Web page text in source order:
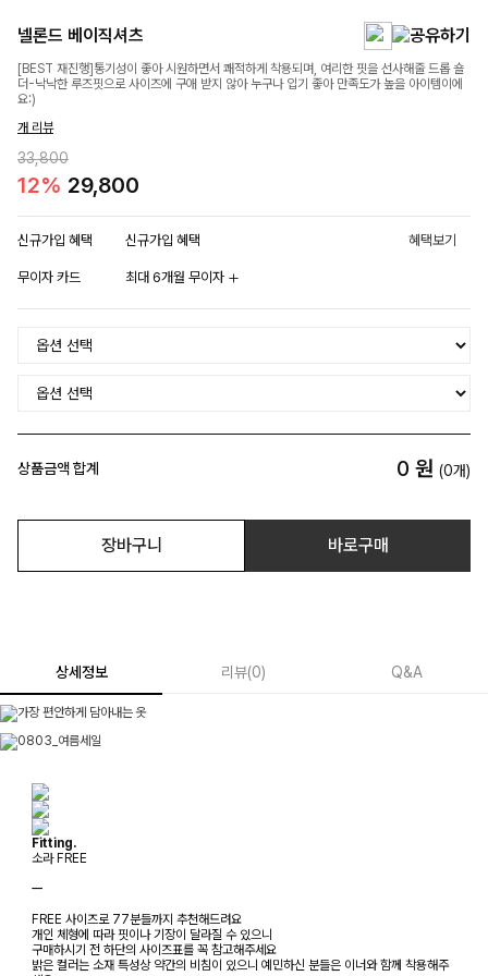
넬론드 베이직셔츠
[BEST 재진행]통기성이 좋아 시원하면서 쾌적하게 착용되며, 여리한 핏을 선사해줄 드롭 숄
더-낙낙한 루즈핏으로 사이즈에 구애 받지 않아 누구나 입기 좋아 만족도가 높을 아이템이에
요:)
개 리뷰
33,800
12% 29,800
신규가입 혜택 신규가입 혜택 혜택보기
무이자 카드 최대 6개월 무이자
상품금액 합계 0 원 (0개)
장바구니 바로구매
상세정보 리뷰(0) Q&A
Fitting.
소라 FREE
ㅡ
FREE 사이즈로 77분들까지 추천해드려요
개인 체형에 따라 핏이나 기장이 달라질 수 있으니
구매하시기 전 하단의 사이즈표를 꼭 참고해주세요
밝은 컬러는 소재 특성상 약간의 비침이 있으니 예민하신 분들은 이너와 함께 착용해주